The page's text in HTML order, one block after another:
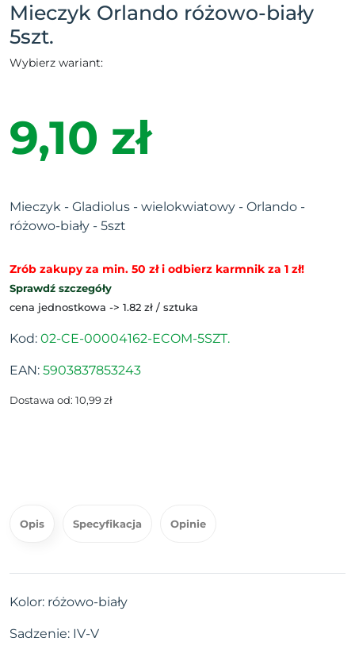
Mieczyk Orlando różowo-biały
5szt.
Wybierz wariant:
9,10 zł
Mieczyk - Gladiolus - wielokwiatowy - Orlando -
różowo-biały - 5szt
Zrób zakupy za min. 50 zł i odbierz karmnik za 1 zł!
Sprawdź szczegóły
cena jednostkowa -> 1.82 zł / sztuka
Kod: 02-CE-00004162-ECOM-5SZT.
EAN: 5903837853243
Dostawa od: 10,99 zł
Opis Specyfikacja Opinie
Kolor: różowo-biały
Sadzenie: IV-V